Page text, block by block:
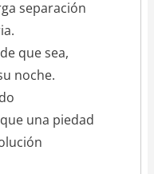
separación
que sea,
noche.
una piedad